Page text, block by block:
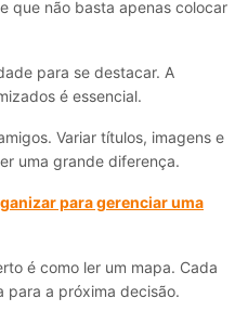
que não basta apenas colocar
para se destacar. A
é essencial.
Variar títulos, imagens e
uma grande diferença.
para gerenciar uma
é como ler um mapa. Cada
para a próxima decisão.